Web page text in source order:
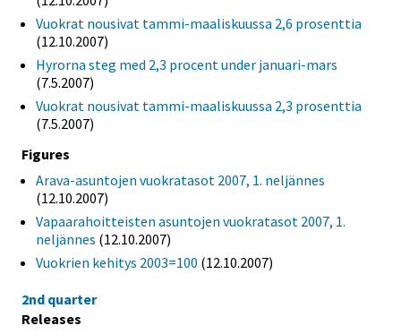
Vuokrat nousivat tammi-maaliskuussa 2,6 prosenttia
(12.10.2007)
Hyrorna steg med 2,3 procent under januari-mars
(7.5.2007)
Vuokrat nousivat tammi-maaliskuussa 2,3 prosenttia
(7.5.2007)
Figures
Arava-asuntojen vuokratasot 2007, 1. neljännes
(12.10.2007)
Vapaarahoitteisten asuntojen vuokratasot 2007, 1.
neljännes (12.10.2007)
Vuokrien kehitys 2003=100 (12.10.2007)
2nd quarter
Releases